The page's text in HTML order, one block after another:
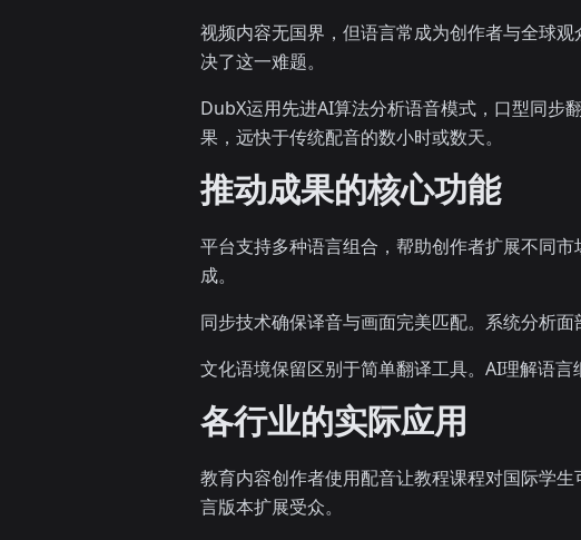
视频内容无国界，但语言常成为创作者与全球
决了这一难题。
DubX运用先进AI算法分析语音模式，口型同步
果，远快于传统配音的数小时或数天。
推动成果的核心功能
平台支持多种语言组合，帮助创作者扩展不同
成。
同步技术确保译音与画面完美匹配。系统分析
文化语境保留区别于简单翻译工具。AI理解语
各行业的实际应用
教育内容创作者使用配音让教程课程对国际学
言版本扩展受众。